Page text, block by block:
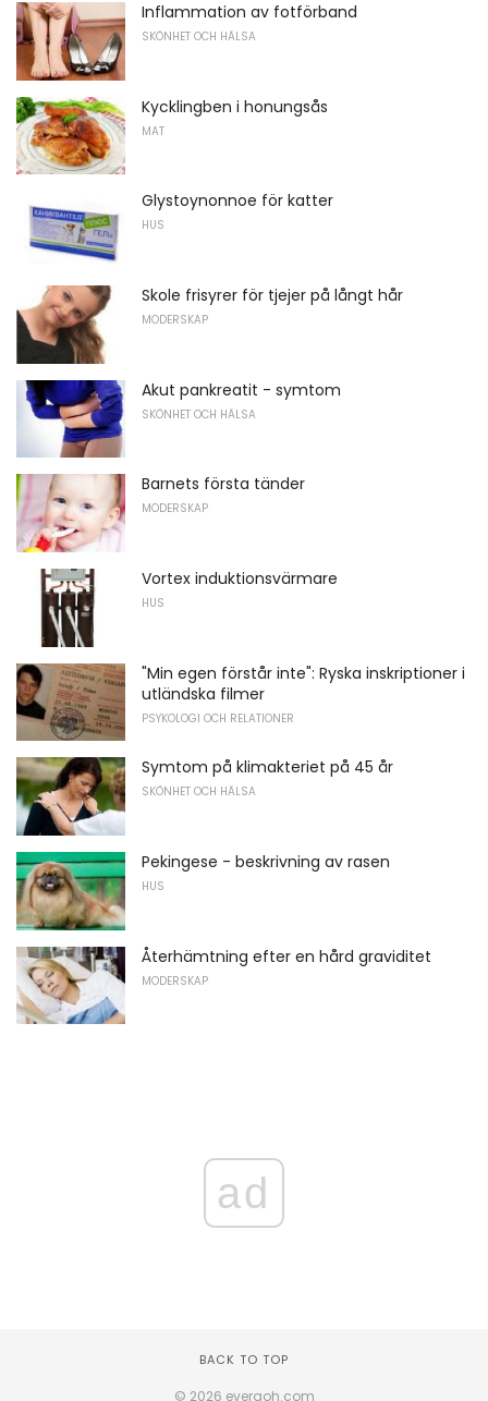
Inflammation av fotförband
SKÖNHET OCH HÄLSA
Kycklingben i honungsås
MAT
Glystoynonnoe för katter
HUS
Skole frisyrer för tjejer på långt hår
MODERSKAP
Akut pankreatit - symtom
SKÖNHET OCH HÄLSA
Barnets första tänder
MODERSKAP
Vortex induktionsvärmare
HUS
"Min egen förstår inte": Ryska inskriptioner i
utländska filmer
PSYKOLOGI OCH RELATIONER
Symtom på klimakteriet på 45 år
SKÖNHET OCH HÄLSA
Pekingese - beskrivning av rasen
HUS
Återhämtning efter en hård graviditet
MODERSKAP
ad
BACK TO TOP
© 2026 everaoh.com